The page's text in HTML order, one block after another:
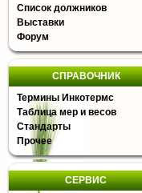
Список должников
Выставки
Форум
СПРАВОЧНИК
Термины Инкотермс
Таблица мер и весов
Стандарты
Прочее
СЕРВИС